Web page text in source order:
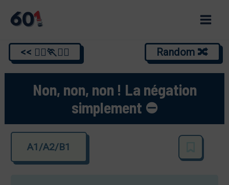
<< 🏃‍♂️🏃🏃‍♂️ Random 🔀
Non, non, non ! La négation
simplement ⛔
A1/A2/B1